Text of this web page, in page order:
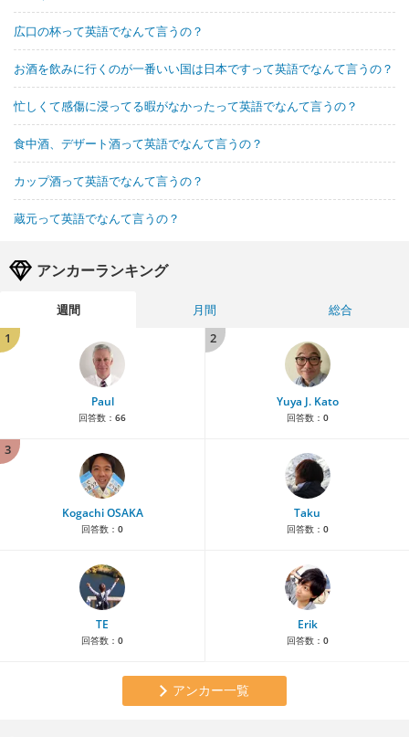
広口の杯って英語でなんて言うの？
お酒を飲みに行くのが一番いい国は日本ですって英語でなんて言うの？
忙しくて感傷に浸ってる暇がなかったって英語でなんて言うの？
食中酒、デザート酒って英語でなんて言うの？
カップ酒って英語でなんて言うの？
蔵元って英語でなんて言うの？
アンカーランキング
週間 月間
総合
1
Paul
回答数： 66
2
Yuya J. Kato
回答数： 0
3
Kogachi OSAKA
回答数： 0
Taku
回答数： 0
TE
回答数： 0
Erik
回答数： 0
アンカー一覧